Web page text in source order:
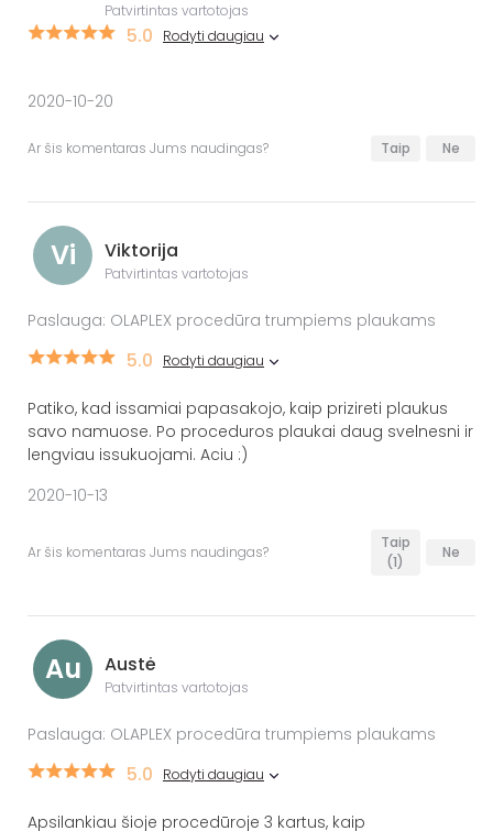
Patvirtintas vartotojas
5.0 Rodyti daugiau
2020-10-20
Ar šis komentaras Jums naudingas? Taip Ne
Vi Viktorija
Patvirtintas vartotojas
Paslauga: OLAPLEX procedūra trumpiems plaukams
5.0 Rodyti daugiau
Patiko, kad issamiai papasakojo, kaip prizireti plaukus
savo namuose. Po proceduros plaukai daug svelnesni ir
lengviau issukuojami. Aciu :)
2020-10-13
Ar šis komentaras Jums naudingas?
Taip
(1)
Ne
Au Austė
Patvirtintas vartotojas
Paslauga: OLAPLEX procedūra trumpiems plaukams
5.0 Rodyti daugiau
Apsilankiau šioje procedūroje 3 kartus, kaip